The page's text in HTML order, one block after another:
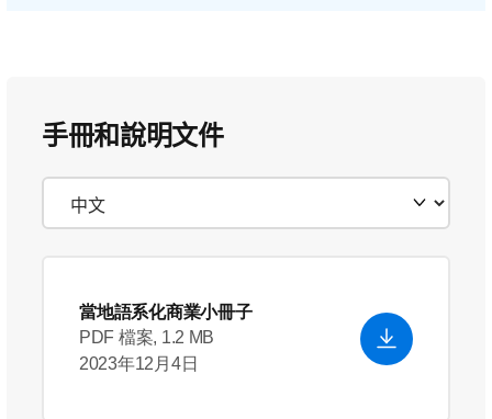
手冊和說明文件
當地語系化商業小冊子
PDF 檔案, 1.2 MB
2023年12月4日